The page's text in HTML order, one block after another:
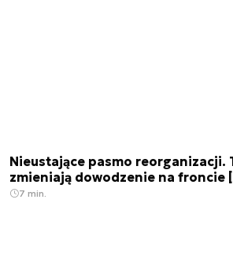
Nieustające pasmo reorganizacji.
zmieniają dowodzenie na froncie
7 min.